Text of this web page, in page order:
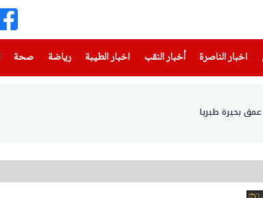
اخبار الناصرة
(current) أخبار النقب اخبار الطيبة(current) رياضة
(current) صحة(current)